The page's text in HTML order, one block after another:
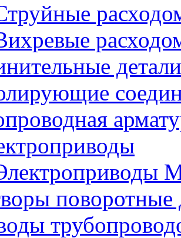
детали
поворотные